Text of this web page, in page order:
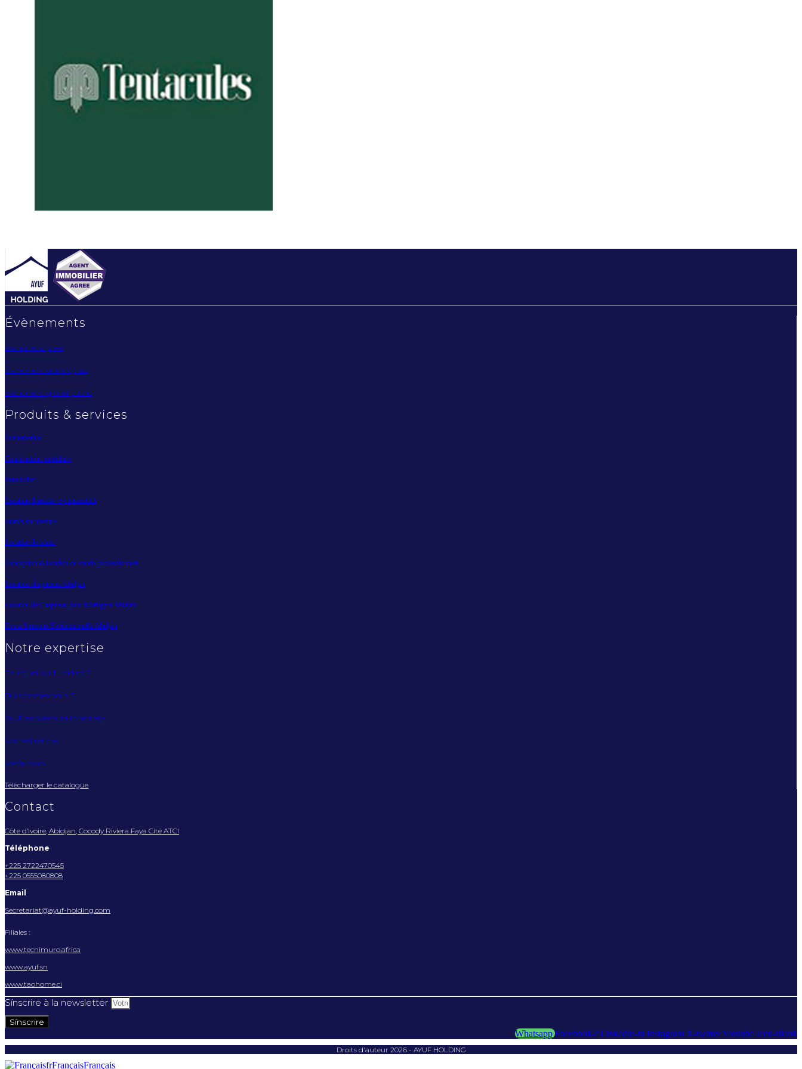
Évènements
Évènement privé
Évènement d'entreprise
Évènement grand public
Produits & services
Évènementiel
Construction modulaire
Immobilier
Location d'articles évènementiels
Stands sur mesure
Location de tentes
Conception & location de stands professionnels
Location chapiteaux Abidjan
Location de Chapiteau pour Mariage à Abidjan
Devis Structure Événementielle Abidjan
Notre expertise
Pourquoi Ayuf Holding ?
Qui sommes-nous ?
AYUF architecture éphémère
Nos réalisations
Mediaroom
Télécharger le catalogue
Contact
Côte d’Ivoire, Abidjan, Cocody Riviera Faya Cité ATCI
Téléphone
+225 2722470545
+225 0555080808
Email
Secretariat@ayuf-holding.com
Filiales :
www.tecnimuro.africa
www.ayuf.sn
www.taohome.ci
Sínscrire à la newsletter
Sínscrire
Whatsapp Facebook-f Linkedin-in Instagram X-twitterYoutube Icon-tiktok
Droits d'auteur 2026 - AYUF HOLDING
frFrançaisFrançais